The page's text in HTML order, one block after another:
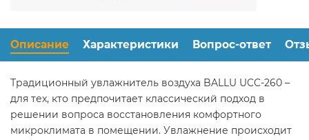
Описание Характеристики Вопрос-ответ
Традиционный увлажнитель воздуха BALLU UCC-260 –
для тех, кто предпочитает классический подход в
решении вопроса восстановления комфортного
микроклимата в помещении. Увлажнение происходит